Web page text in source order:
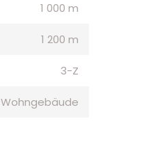
1 000 m
1 200 m
3-Z
Wohngebäude